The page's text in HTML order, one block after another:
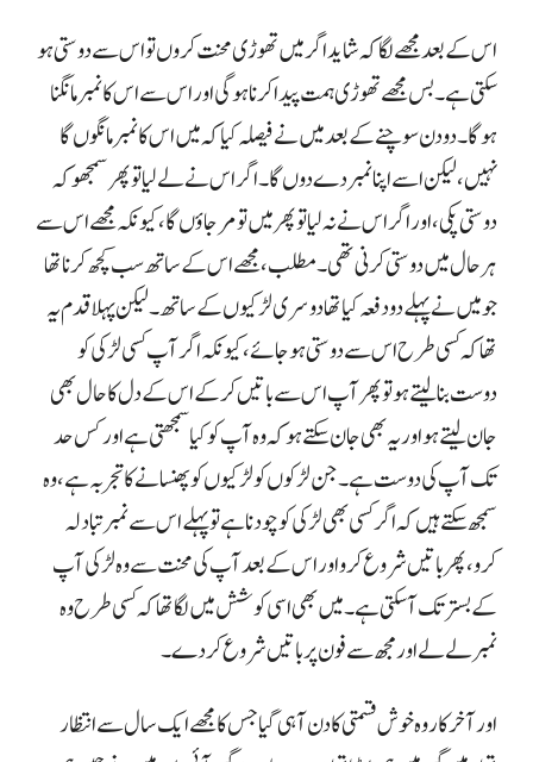
اس کے بعد مجھے لگا کہ شاید اگر میں تھوڑی محنت کروں تو اس سے دوستی ہو
سکتی ہے۔ بس مجھے تھوڑی ہمت پیدا کرنا ہوگی اور اس سے اس کا نمبر مانگنا
ہوگا۔ دو دن سوچنے کے بعد میں نے فیصلہ کیا کہ میں اس کا نمبر مانگوں گا
نہیں، لیکن اسے اپنا نمبر دے دوں گا۔ اگر اس نے لے لیا تو پھر سمجھو کہ
دوستی پکی، اور اگر اس نے نہ لیا تو پھر میں تو مر جاؤں گا، کیونکہ مجھے اس سے
ہر حال میں دوستی کرنی تھی۔ مطلب، مجھے اس کے ساتھ سب کچھ کرنا تھا
جو میں نے پہلے دو دفعہ کیا تھا دوسری لڑکیوں کے ساتھ۔ لیکن پہلا قدم یہ
تھا کہ کسی طرح اس سے دوستی ہو جائے، کیونکہ اگر آپ کسی لڑکی کو
دوست بنا لیتے ہو تو پھر آپ اس سے باتیں کر کے اس کے دل کا حال بھی
جان لیتے ہو اور یہ بھی جان سکتے ہو کہ وہ آپ کو کیا سمجھتی ہے اور کس حد
تک آپ کی دوست ہے۔ جن لڑکوں کو لڑکیوں کو پھنسانے کا تجربہ ہے، وہ
سمجھ سکتے ہیں کہ اگر کسی بھی لڑکی کو چودنا ہے تو پہلے اس سے نمبر تبادلہ
کرو، پھر باتیں شروع کرو اور اس کے بعد آپ کی محنت سے وہ لڑکی آپ
کے بستر تک آ سکتی ہے۔ میں بھی اسی کوشش میں لگا تھا کہ کسی طرح وہ
نمبر لے لے اور مجھ سے فون پر باتیں شروع کر دے۔
اور آخر کار وہ خوش قسمتی کا دن آ ہی گیا جس کا مجھے ایک سال سے انتظار